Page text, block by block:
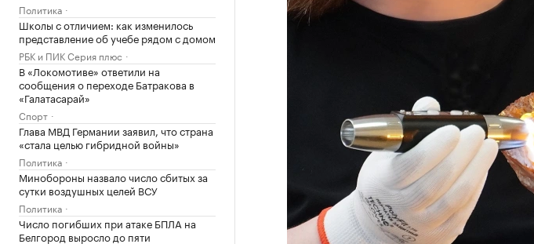
Политика
Школы с отличием: как изменилось
представление об учебе рядом с домом
РБК и ПИК Серия плюс
В «Локомотиве» ответили на
сообщения о переходе Батракова в
«Галатасарай»
Спорт
Глава МВД Германии заявил, что страна
«стала целью гибридной войны»
Политика
Минобороны назвало число сбитых за
сутки воздушных целей ВСУ
Политика
Число погибших при атаке БПЛА на
Белгород выросло до пяти